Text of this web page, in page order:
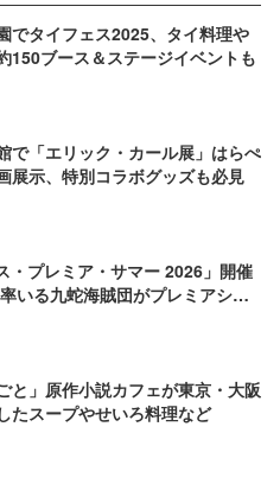
でタイフェス2025、タイ料理や
150ブース＆ステージイベントも
で「エリック・カール展」はらぺ
展示、特別コラボグッズも必見
・プレミア・サマー 2026」開催
いる九蛇海賊団がプレミアショ
と」原作小説カフェが東京・大阪
たスープやせいろ料理など